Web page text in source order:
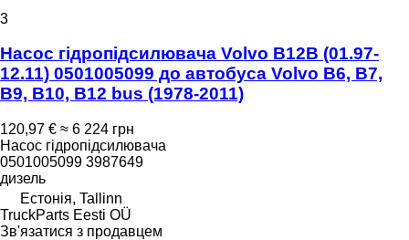
3
Насос гідропідсилювача Volvo B12B (01.97-
12.11) 0501005099 до автобуса Volvo B6, B7,
B9, B10, B12 bus (1978-2011)
120,97 € ≈ 6 224 грн
Насос гідропідсилювача
0501005099 3987649
дизель
Естонія, Tallinn
TruckParts Eesti OÜ
Зв'язатися з продавцем